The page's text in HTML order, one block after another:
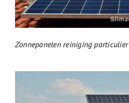
Zonnepanelen reiniging particulier